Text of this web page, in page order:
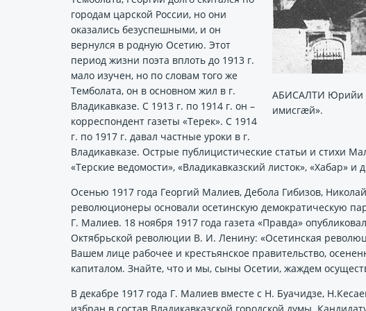
АБИСАЛТИ Юрийи
имисгæй».
городам царской России, но они
оказались безуспешными, и он
вернулся в родную Осетию. Этот
период жизни поэта вплоть до 1913 г.
мало изучен, но по словам того же
Темболата, он в основном жил в г.
Владикавказе. С 1913 г. по 1914 г. он –
корреспондент газеты «Терек». С 1914
г. по 1917 г. давал частные уроки в г.
Владикавказе. Острые публицистические статьи и стихи
«Терские ведомости», «Владикавказский листок», «Хабар» и
Осенью 1917 года Георгий Малиев, Дебола Гибизов,
революционеры основали осетинскую демократическую
Г. Малиев. 18 ноября 1917 года газета «Правда»
Октябрьской революции В. И. Ленину: «Осетинская
Вашем лице рабочее и крестьянское правительство,
капиталом. Знайте, что и мы, сыны Осетии, жаждем
В декабре 1917 года Г. Малиев вместе с Н. Буачидзе,